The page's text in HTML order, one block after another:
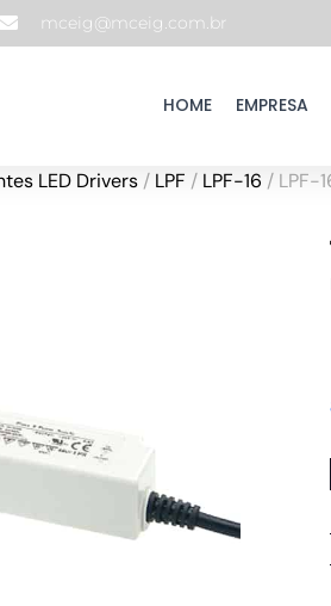
mceig@mceig.com.br
HOME EMPRESA
LED Drivers / LPF / LPF-16 / LPF-